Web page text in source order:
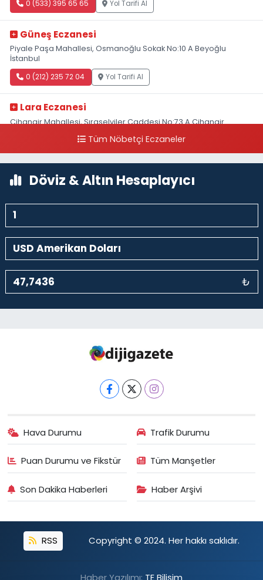
0 (533) 395 65 65 Yol Tarifi Al
Güneş Eczanesi
Piyale Paşa Mahallesi, Osmanoğlu Sokak No:10 A Beyoğlu
İstanbul
0 (212) 235 72 04 Yol Tarifi Al
Lara Eczanesi
Cihangir Mahallesi, Sıraselviler Caddesi No:73 A Cihangir
Tüm Nöbetçi Eczaneler
Döviz & Altın Hesaplayıcı
₺
Hava Durumu Trafik Durumu
Puan Durumu ve Fikstür Tüm Manşetler
Son Dakika Haberleri Haber Arşivi
RSS Copyright © 2024. Her hakkı saklıdır.
Haber Yazılımı: TE Bilişim